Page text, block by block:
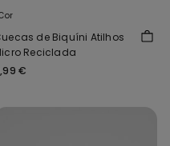
de Biquíni Atilhos
Reciclada
€